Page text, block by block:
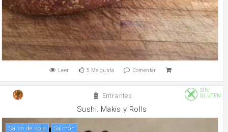
Leer 5 Me gusta Comentar
Entrantes
SIN
GLUTEN
Sushi: Makis y Rolls
salsa de soja salmón